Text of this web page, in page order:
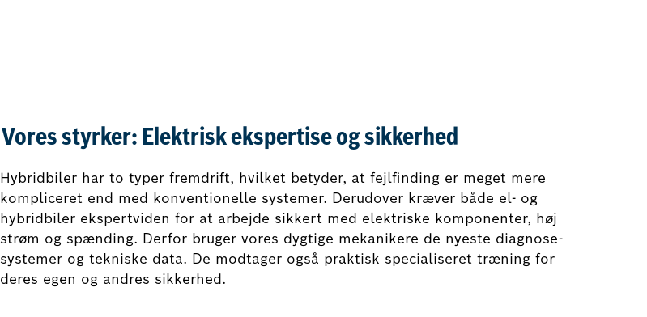
Vores styrker: Elektrisk ekspertise og sikkerhed
Hybridbiler har to typer fremdrift, hvilket betyder, at fejlfinding er meget mere
kompliceret end med konventionelle systemer. Derudover kræver både el- og
hybridbiler ekspertviden for at arbejde sikkert med elektriske komponenter, høj
strøm og spænding. Derfor bruger vores dygtige mekanikere de nyeste diagnose-
systemer og tekniske data. De modtager også praktisk specialiseret træning for
deres egen og andres sikkerhed.